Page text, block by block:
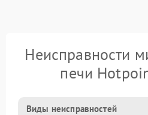
Неисправности
печи
Виды неисправностей